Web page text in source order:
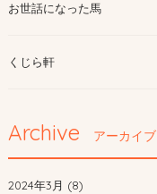
お世話になった馬
くじら軒
Archive アーカイブ
2024年3月 (8)